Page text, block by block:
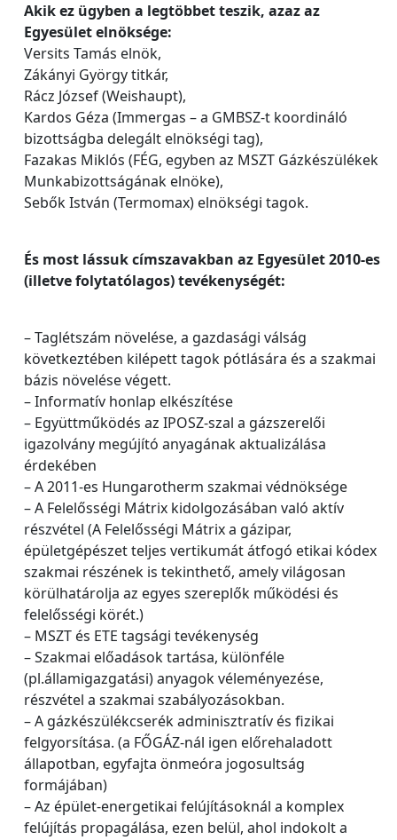
Akik ez ügyben a legtöbbet teszik, azaz az
Egyesület elnöksége:
Versits Tamás elnök,
Zákányi György titkár,
Rácz József (Weishaupt),
Kardos Géza (Immergas – a GMBSZ-t koordináló
bizottságba delegált elnökségi tag),
Fazakas Miklós (FÉG, egyben az MSZT Gázkészülékek
Munkabizottságának elnöke),
Sebők István (Termomax) elnökségi tagok.
És most lássuk címszavakban az Egyesület 2010-es
(illetve folytatólagos) tevékenységét:
– Taglétszám növelése, a gazdasági válság
következtében kilépett tagok pótlására és a szakmai
bázis növelése végett.
– Informatív honlap elkészítése
– Együttműködés az IPOSZ-szal a gázszerelői
igazolvány megújító anyagának aktualizálása
érdekében
– A 2011-es Hungarotherm szakmai védnöksége
– A Felelősségi Mátrix kidolgozásában való aktív
részvétel (A Felelősségi Mátrix a gázipar,
épületgépészet teljes vertikumát átfogó etikai kódex
szakmai részének is tekinthető, amely világosan
körülhatárolja az egyes szereplők működési és
felelősségi körét.)
– MSZT és ETE tagsági tevékenység
– Szakmai előadások tartása, különféle
(pl.államigazgatási) anyagok véleményezése,
részvétel a szakmai szabályozásokban.
– A gázkészülékcserék adminisztratív és fizikai
felgyorsítása. (a FŐGÁZ-nál igen előrehaladott
állapotban, egyfajta önmeóra jogosultság
formájában)
– Az épület-energetikai felújításoknál a komplex
felújítás propagálása, ezen belül, ahol indokolt a